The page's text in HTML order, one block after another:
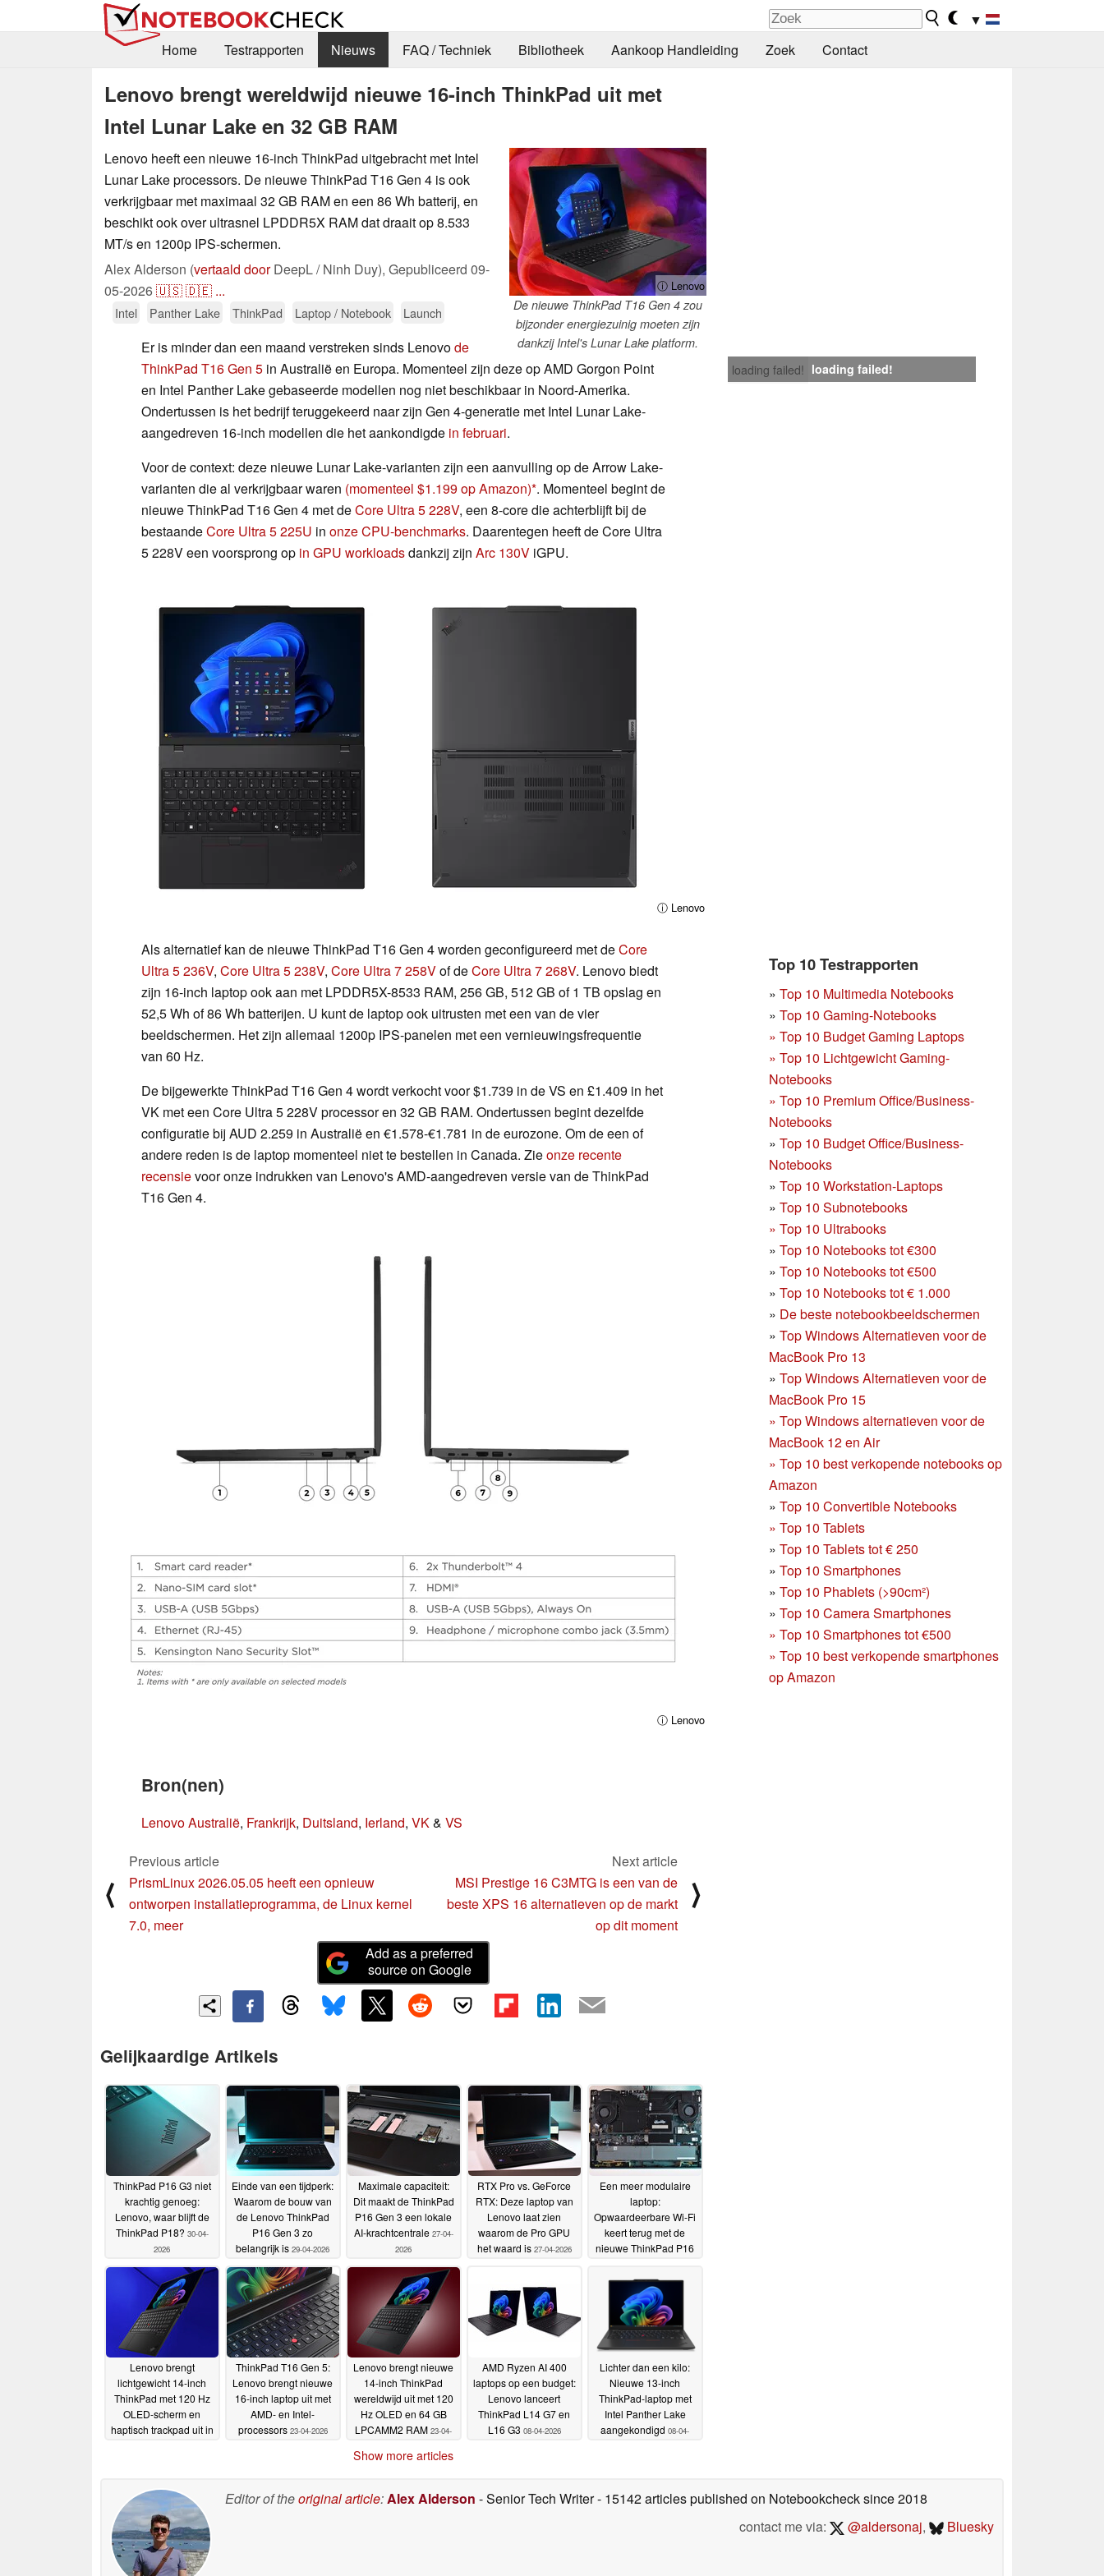
▼
Home
Testrapporten Nieuws FAQ / Techniek Bibliotheek Aankoop Handleiding Zoek Contact
Lenovo brengt wereldwijd nieuwe 16-inch ThinkPad uit met
Intel Lunar Lake en 32 GB RAM
ⓘ Lenovo
De nieuwe ThinkPad T16 Gen 4 zou
bijzonder energiezuinig moeten zijn
dankzij Intel's Lunar Lake platform.
Lenovo heeft een nieuwe 16-inch ThinkPad uitgebracht met Intel
Lunar Lake processors. De nieuwe ThinkPad T16 Gen 4 is ook
verkrijgbaar met maximaal 32 GB RAM en een 86 Wh batterij, en
beschikt ook over ultrasnel LPDDR5X RAM dat draait op 8.533
MT/s en 1200p IPS-schermen.
Alex Alderson (vertaald doorDeepL / Ninh Duy), Gepubliceerd 09-
05-2026🇺🇸🇩🇪 ...
Intel Panther Lake ThinkPad Laptop / Notebook Launch
loading failed! loading failed!
Er is minder dan een maand verstreken sinds Lenovode
ThinkPad T16 Gen 5 in Australië en Europa. Momenteel zijn deze op AMD Gorgon Point
en Intel Panther Lake gebaseerde modellen nog niet beschikbaar in Noord-Amerika.
Ondertussen is het bedrijf teruggekeerd naar zijn Gen 4-generatie met Intel Lunar Lake-
aangedreven 16-inch modellen die het aankondigde in februari.
Voor de context: deze nieuwe Lunar Lake-varianten zijn een aanvulling op de Arrow Lake-
varianten die al verkrijgbaar waren (momenteel $1.199 op Amazon) . Momenteel begint de
nieuwe ThinkPad T16 Gen 4 met deCore Ultra 5 228V, een 8-core die achterblijft bij de
bestaandeCore Ultra 5 225U in onze CPU-benchmarks. Daarentegen heeft de Core Ultra
5 228V een voorsprong op in GPU workloadsdankzij zijn Arc 130V iGPU.
ⓘ Lenovo
Top 10 Testrapporten
» Top 10 Multimedia Notebooks
» Top 10 Gaming-Notebooks
» Top 10 Budget Gaming Laptops
» Top 10 Lichtgewicht Gaming-
Notebooks
» Top 10 Premium Office/Business-
Notebooks
» Top 10 Budget Office/Business-
Notebooks
» Top 10 Workstation-Laptops
» Top 10 Subnotebooks
» Top 10 Ultrabooks
» Top 10 Notebooks tot €300
» Top 10 Notebooks tot €500
» Top 10 Notebooks tot € 1.000
» De beste notebookbeeldschermen
» Top Windows Alternatieven voor de
MacBook Pro 13
» Top Windows Alternatieven voor de
MacBook Pro 15
» Top Windows alternatieven voor de
MacBook 12 en Air
» Top 10 best verkopende notebooks op
Amazon
» Top 10 Convertible Notebooks
» Top 10 Tablets
» Top 10 Tablets tot € 250
» Top 10 Smartphones
» Top 10 Phablets (>90cm²)
» Top 10 Camera Smartphones
» Top 10 Smartphones tot €500
» Top 10 best verkopende smartphones
op Amazon
Als alternatief kan de nieuwe ThinkPad T16 Gen 4 worden geconfigureerd met deCore
Ultra 5 236V, Core Ultra 5 238V, Core Ultra 7 258Vof deCore Ultra 7 268V. Lenovo biedt
zijn 16-inch laptop ook aan met LPDDR5X-8533 RAM, 256 GB, 512 GB of 1 TB opslag en
52,5 Wh of 86 Wh batterijen. U kunt de laptop ook uitrusten met een van de vier
beeldschermen. Het zijn allemaal 1200p IPS-panelen met een vernieuwingsfrequentie
van 60 Hz.
De bijgewerkte ThinkPad T16 Gen 4 wordt verkocht voor $1.739 in de VS en £1.409 in het
VK met een Core Ultra 5 228V processor en 32 GB RAM. Ondertussen begint dezelfde
configuratie bij AUD 2.259 in Australië en €1.578-€1.781 in de eurozone. Om de een of
andere reden is de laptop momenteel niet te bestellen in Canada. Zieonze recente
recensievoor onze indrukken van Lenovo's AMD-aangedreven versie van de ThinkPad
T16 Gen 4.
ⓘ Lenovo
Bron(nen)
Lenovo Australië, Frankrijk, Duitsland, Ierland, VK& VS
⟨
Previous article
PrismLinux 2026.05.05 heeft een opnieuw
ontworpen installatieprogramma, de Linux kernel
7.0, meer
Next article
MSI Prestige 16 C3MTG is een van de
beste XPS 16 alternatieven op de markt
op dit moment
⟩
Add as a preferred
source on Google
Gelijkaardige Artikels
ThinkPad P16 G3 niet
krachtig genoeg:
Lenovo, waar blijft de
ThinkPad P18? 30-04-
2026
Einde van een tijdperk:
Waarom de bouw van
de Lenovo ThinkPad
P16 Gen 3 zo
belangrijk is 29-04-2026
Maximale capaciteit:
Dit maakt de ThinkPad
P16 Gen 3 een lokale
AI-krachtcentrale 27-04-
2026
RTX Pro vs. GeForce
RTX: Deze laptop van
Lenovo laat zien
waarom de Pro GPU
het waard is 27-04-2026
Een meer modulaire
laptop:
Opwaardeerbare Wi-Fi
keert terug met de
nieuwe ThinkPad P16
Lenovo brengt
lichtgewicht 14-inch
ThinkPad met 120 Hz
OLED-scherm en
haptisch trackpad uit in
ThinkPad T16 Gen 5:
Lenovo brengt nieuwe
16-inch laptop uit met
AMD- en Intel-
processors 23-04-2026
Lenovo brengt nieuwe
14-inch ThinkPad
wereldwijd uit met 120
Hz OLED en 64 GB
LPCAMM2 RAM 23-04-
AMD Ryzen AI 400
laptops op een budget:
Lenovo lanceert
ThinkPad L14 G7 en
L16 G3 08-04-2026
Lichter dan een kilo:
Nieuwe 13-inch
ThinkPad-laptop met
Intel Panther Lake
aangekondigd 08-04-
Show more articles
Editor of theoriginal article:Alex Alderson - Senior Tech Writer- 15142 articles published on Notebookchecksince 2018
contact me via:
@aldersonaj, Bluesky